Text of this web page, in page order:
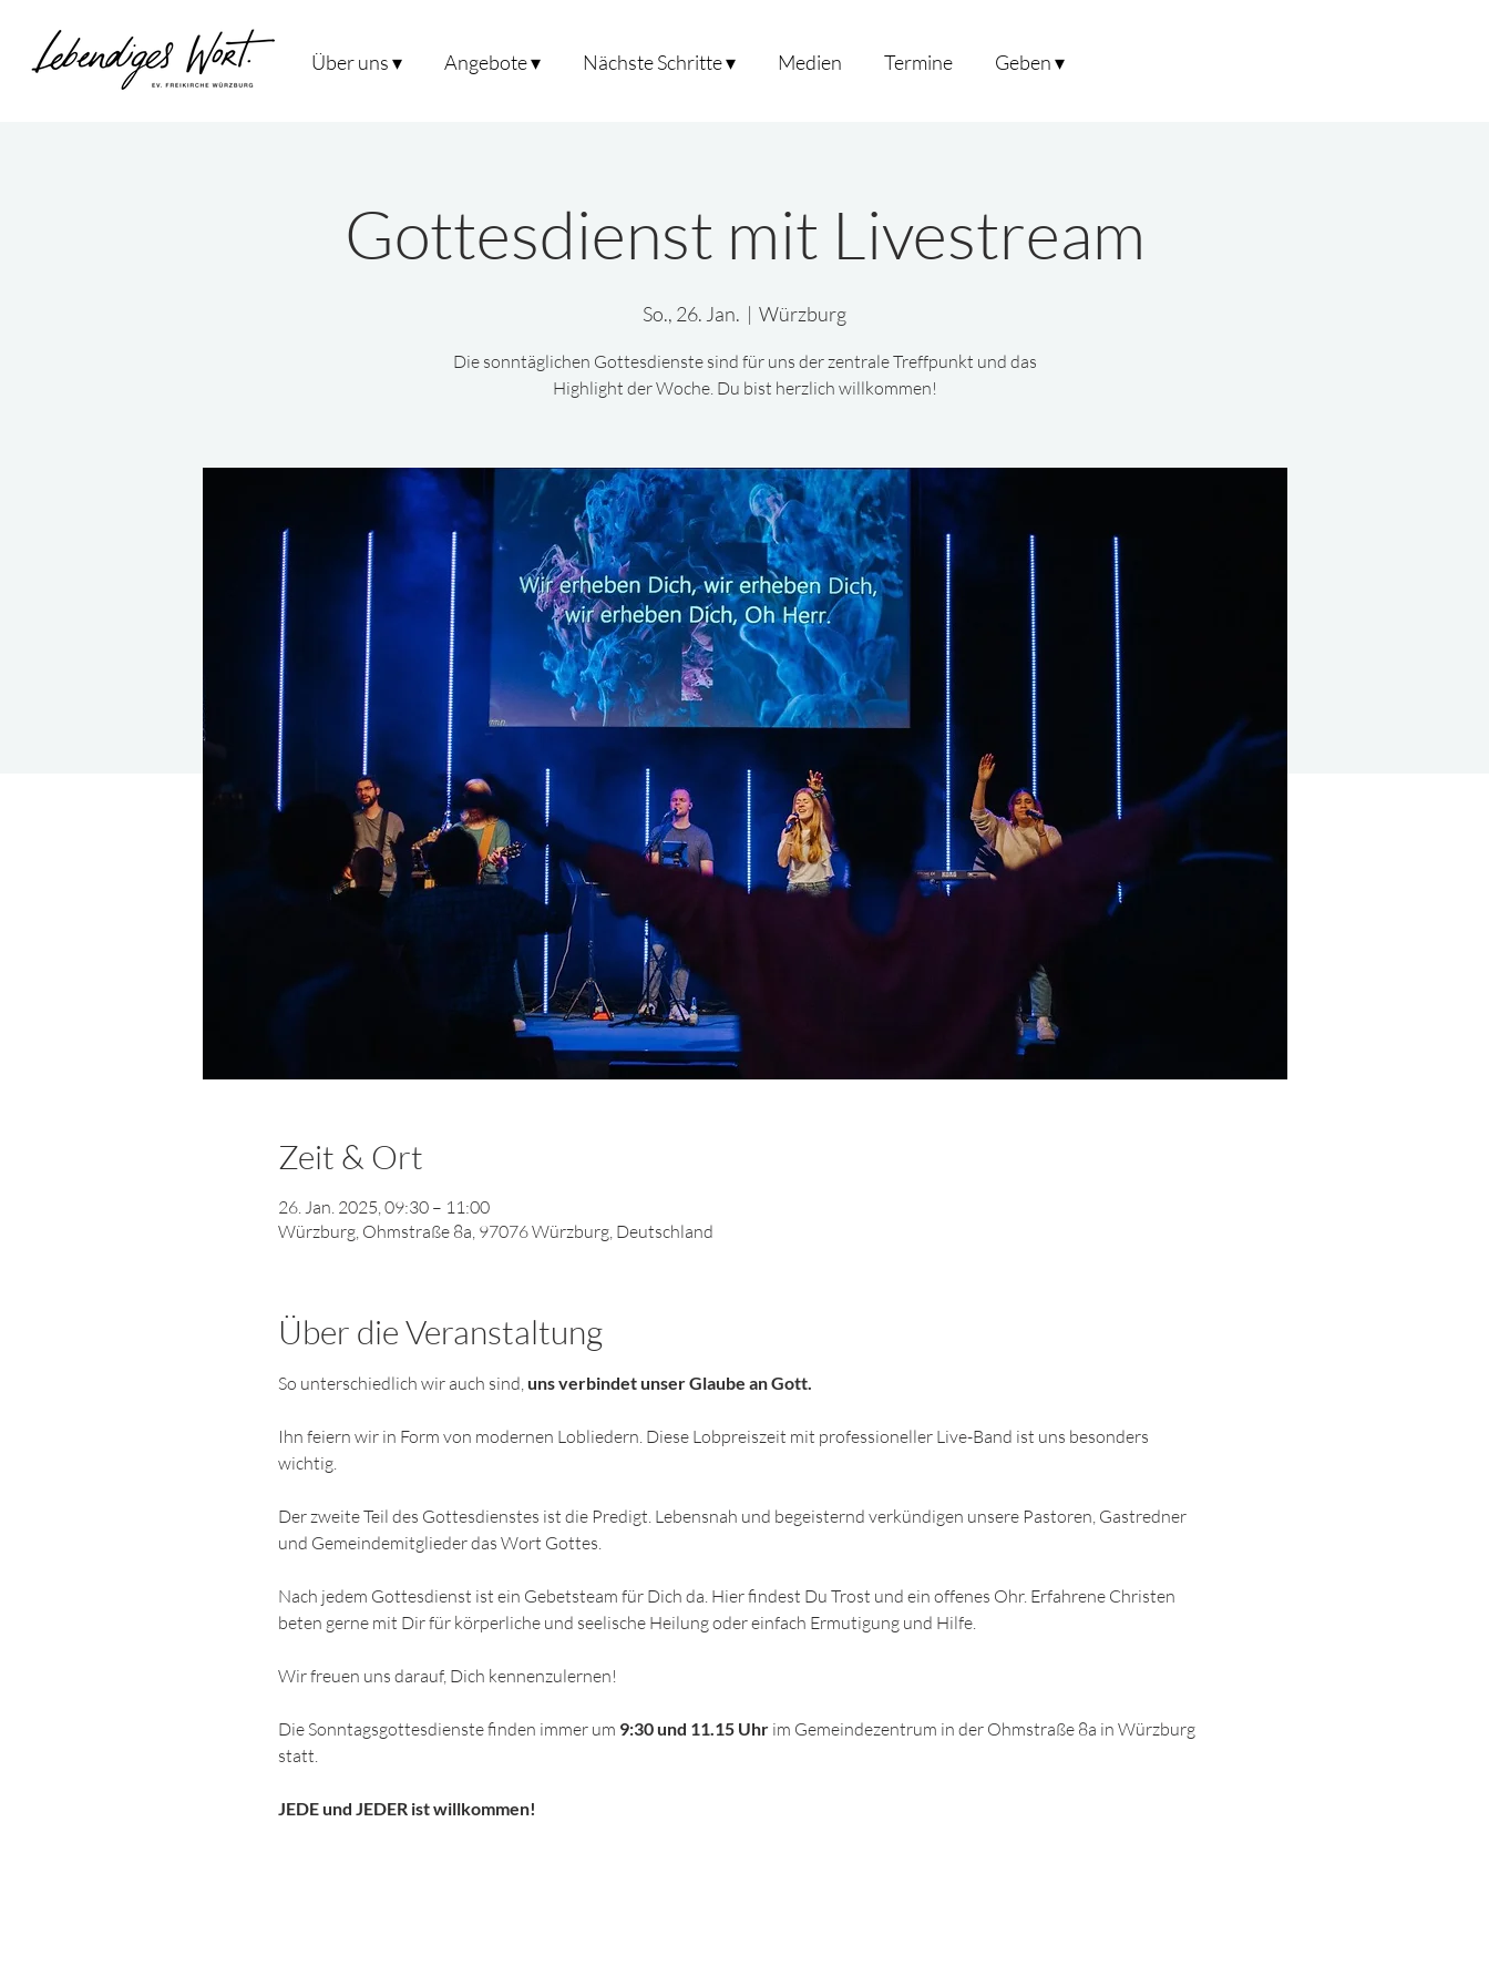
Über uns ▾ Angebote ▾ Nächste Schritte ▾ Medien Termine Geben ▾
Gottesdienst mit Livestream
So., 26. Jan.
  |
Würzburg
Die sonntäglichen Gottesdienste sind für uns der zentrale Treffpunkt und das
Highlight der Woche. Du bist herzlich willkommen!
Zeit & Ort
26. Jan. 2025, 09:30 – 11:00
Würzburg, Ohmstraße 8a, 97076 Würzburg, Deutschland
Über die Veranstaltung
So unterschiedlich wir auch sind, uns verbindet unser Glaube an Gott.
Ihn feiern wir in Form von modernen Lobliedern. Diese Lobpreiszeit mit professioneller Live-Band ist uns besonders
wichtig.
Der zweite Teil des Gottesdienstes ist die Predigt. Lebensnah und begeisternd verkündigen unsere Pastoren, Gastredner
und Gemeindemitglieder das Wort Gottes.
Nach jedem Gottesdienst ist ein Gebetsteam für Dich da. Hier findest Du Trost und ein offenes Ohr. Erfahrene Christen
beten gerne mit Dir für körperliche und seelische Heilung oder einfach Ermutigung und Hilfe.
Wir freuen uns darauf, Dich kennenzulernen!
Die Sonntagsgottesdienste finden immer um 9:30 und 11.15 Uhr im Gemeindezentrum in der Ohmstraße 8a in Würzburg
statt.
JEDE und JEDER ist willkommen!